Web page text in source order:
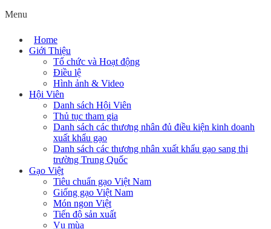
Menu
Home
Giới Thiệu
Tổ chức và Hoạt động
Điều lệ
Hình ảnh & Video
Hội Viên
Danh sách Hội Viên
Thủ tục tham gia
Danh sách các thương nhân đủ điều kiện kinh doanh
xuất khẩu gạo
Danh sách các thương nhân xuất khẩu gạo sang thị
trường Trung Quốc
Gạo Việt
Tiêu chuẩn gạo Việt Nam
Giống gạo Việt Nam
Món ngon Việt
Tiến độ sản xuất
Vụ mùa